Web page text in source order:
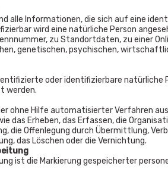
alle Informationen, die sich auf eine
wird eine natürliche Person
zu Standortdaten, zu einer
genetischen, psychischen,
oder identifizierbare natürliche
werden.
ohne Hilfe automatisierter Verfahren
das Erheben, das Erfassen, die
die Offenlegung durch Übermittlung,
das Löschen oder die Vernichtung.
ist die Markierung gespeicherter